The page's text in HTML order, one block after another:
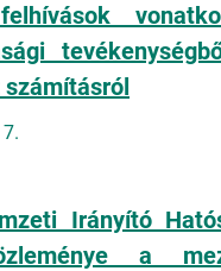
Irányító
a